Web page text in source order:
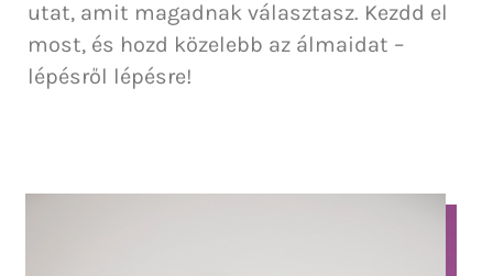
utat, amit magadnak választasz. Kezdd el
most, és hozd közelebb az álmaidat –
lépésről lépésre!